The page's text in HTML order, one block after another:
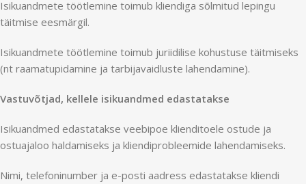
Isikuandmete töötlemine toimub kliendiga sõlmitud lepingu
täitmise eesmärgil.
Isikuandmete töötlemine toimub juriidilise kohustuse täitmiseks
(nt raamatupidamine ja tarbijavaidluste lahendamine).
Vastuvõtjad, kellele isikuandmed edastatakse
Isikuandmed edastatakse veebipoe klienditoele ostude ja
ostuajaloo haldamiseks ja kliendiprobleemide lahendamiseks.
Nimi, telefoninumber ja e-posti aadress edastatakse kliendi